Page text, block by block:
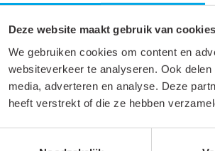
Deze website maakt gebruik van cookies
We gebruiken cookies om content en
websiteverkeer te analyseren. Ook
media, adverteren en analyse. Deze
heeft verstrekt of die ze hebben